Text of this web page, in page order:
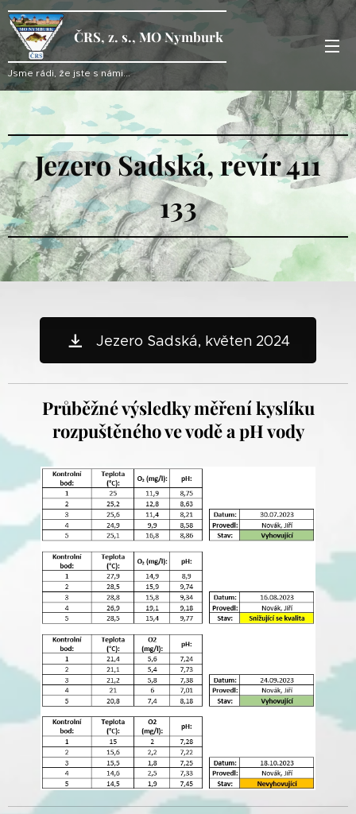
ČRS, z. s., MO Nymburk
Jsme rádi, že jste s námi...
Jezero Sadská, revír 411
133
Jezero Sadská, květen 2024
Průběžné výsledky měření kyslíku
rozpuštěného ve vodě a pH vody